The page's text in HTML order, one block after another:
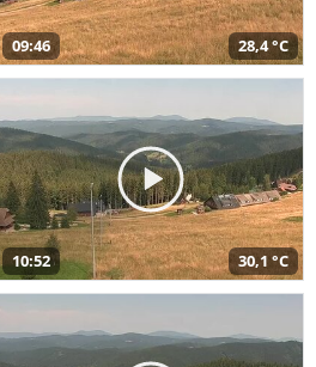
09:46 28,4 °C
10:52 30,1 °C